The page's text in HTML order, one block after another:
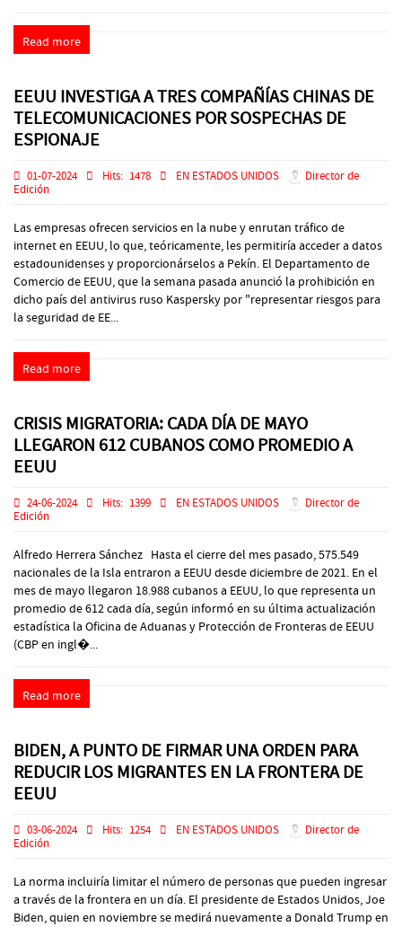
Read more
EEUU INVESTIGA A TRES COMPAÑÍAS CHINAS DE
TELECOMUNICACIONES POR SOSPECHAS DE
ESPIONAJE
01-07-2024 Hits: 1478 EN ESTADOS UNIDOS
Director de
Edición
Las empresas ofrecen servicios en la nube y enrutan tráfico de
internet en EEUU, lo que, teóricamente, les permitiría acceder a datos
estadounidenses y proporcionárselos a Pekín. El Departamento de
Comercio de EEUU, que la semana pasada anunció la prohibición en
dicho país del antivirus ruso Kaspersky por "representar riesgos para
la seguridad de EE...
Read more
CRISIS MIGRATORIA: CADA DÍA DE MAYO
LLEGARON 612 CUBANOS COMO PROMEDIO A
EEUU
24-06-2024 Hits: 1399 EN ESTADOS UNIDOS
Director de
Edición
Alfredo Herrera Sánchez Hasta el cierre del mes pasado, 575.549
nacionales de la Isla entraron a EEUU desde diciembre de 2021. En el
mes de mayo llegaron 18.988 cubanos a EEUU, lo que representa un
promedio de 612 cada día, según informó en su última actualización
estadística la Oficina de Aduanas y Protección de Fronteras de EEUU
(CBP en ingl�...
Read more
BIDEN, A PUNTO DE FIRMAR UNA ORDEN PARA
REDUCIR LOS MIGRANTES EN LA FRONTERA DE
EEUU
03-06-2024 Hits: 1254 EN ESTADOS UNIDOS
Director de
Edición
La norma incluiría limitar el número de personas que pueden ingresar
a través de la frontera en un día. El presidente de Estados Unidos, Joe
Biden, quien en noviembre se medirá nuevamente a Donald Trump en